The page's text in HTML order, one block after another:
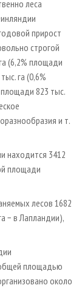
леса
прирост
строгой
(6,2% площади
га (0,6%
823 тыс.
и т.
находится 3412
площади
лесов 1682
− в Лапландии),
площадью
около